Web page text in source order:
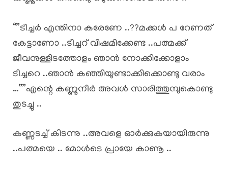
“”ടീച്ചർ എന്തിനാ കരേണേ ..??മക്കൾ പ റേണത്
കേട്ടാണോ ..ടീച്ചറ് വിഷമിക്കേണ്ട ..പത്മക്ക്
ജീവനുള്ളിടത്തോളം ഞാൻ നോക്കിക്കോളാം
ടീച്ചറെ ..ഞാൻ കഞ്ഞിയുണ്ടാക്കിക്കൊണ്ടു വരാം
…””എന്റെ കണ്ണുനീർ അവൾ സാരിത്തുമ്പുകൊണ്ടു
തുടച്ചു ..
കണ്ണടച്ച് കിടന്നു ..അവളെ ഓർക്കുകയായിരുന്നു
..പത്മയെ .. മോൾടെ പ്രായേ കാണൂ ..